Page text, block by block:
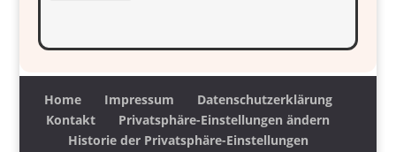
Home Impressum
Datenschutzerklärung
Kontakt
Privatsphäre-Einstellungen ändern
Historie der Privatsphäre-Einstellungen